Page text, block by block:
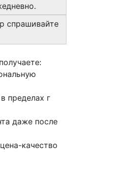
спрашивайте
пределах г
даже после
качество